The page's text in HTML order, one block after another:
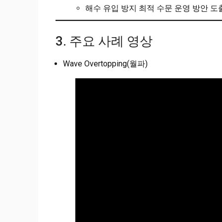
해수 유입 방지 최적 수문 운영 방안 도
3. 주요 사례 영상
Wave Overtopping(월파)